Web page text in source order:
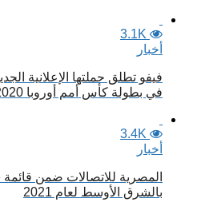
3.1K
أخبار
فيفو تطلق حملتها الإعلانية
في بطولة كأس أمم أوروبا 2020
3.4K
أخبار
بالشرق الأوسط لعام 2021